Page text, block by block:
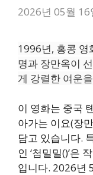
2026년 05월 16
1996년, 홍콩 영
명과 장만옥이
게 강렬한 여운
이 영화는 중국
아가는 이요(장
담고 있습니다.
인 ‘첨밀밀()’은
입니다. 2026년